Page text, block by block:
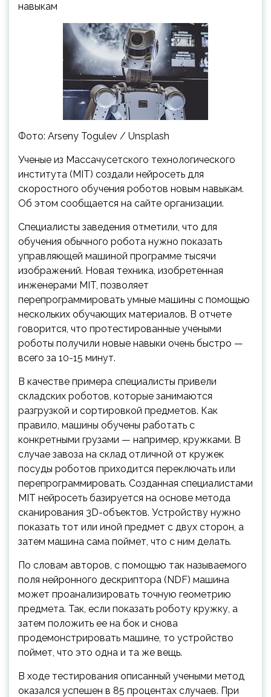
навыкам
Фото: Arseny Togulev / Unsplash
Ученые из Массачусетского технологического
института (MIT) создали нейросеть для
скоростного обучения роботов новым навыкам.
Об этом сообщается на сайте организации.
Специалисты заведения отметили, что для
обучения обычного робота нужно показать
управляющей машиной программе тысячи
изображений. Новая техника, изобретенная
инженерами MIT, позволяет
перепрограммировать умные машины с помощью
нескольких обучающих материалов. В отчете
говорится, что протестированные учеными
роботы получили новые навыки очень быстро —
всего за 10-15 минут.
В качестве примера специалисты привели
складских роботов, которые занимаются
разгрузкой и сортировкой предметов. Как
правило, машины обучены работать с
конкретными грузами — например, кружками. В
случае завоза на склад отличной от кружек
посуды роботов приходится переключать или
перепрограммировать. Созданная специалистами
MIT нейросеть базируется на основе метода
сканирования 3D-объектов. Устройству нужно
показать тот или иной предмет с двух сторон, а
затем машина сама поймет, что с ним делать.
По словам авторов, с помощью так называемого
поля нейронного дескриптора (NDF) машина
может проанализировать точную геометрию
предмета. Так, если показать роботу кружку, а
затем положить ее на бок и снова
продемонстрировать машине, то устройство
поймет, что это одна и та же вещь.
В ходе тестирования описанный учеными метод
оказался успешен в 85 процентах случаев. При